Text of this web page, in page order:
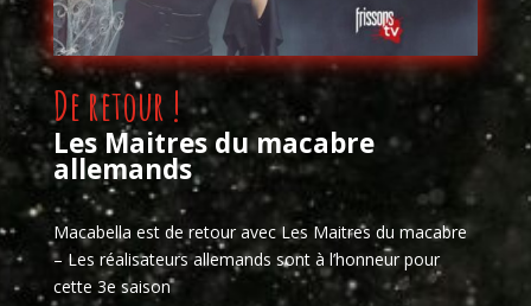
De retour !
Les Maitres du macabre
allemands
Macabella est de retour avec Les Maitres du macabre
– Les réalisateurs allemands sont à l’honneur pour
cette 3e saison